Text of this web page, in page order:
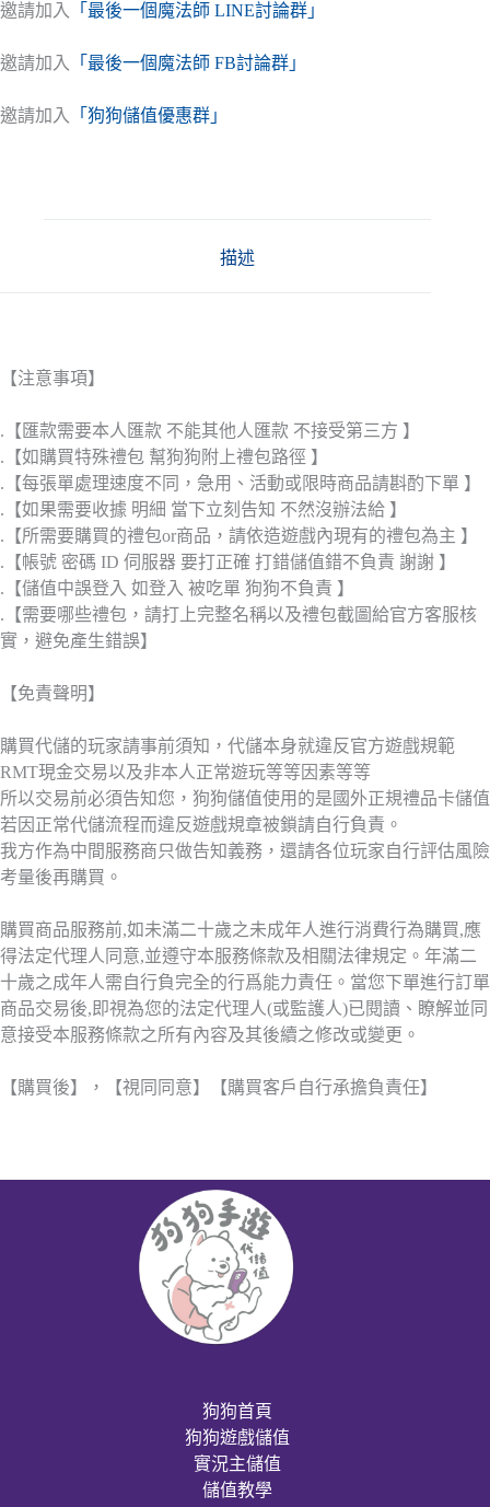
邀請加入 「最後一個魔法師 LINE討論群」
邀請加入 「最後一個魔法師 FB討論群」
邀請加入 「狗狗儲值優惠群」
描述
【注意事項】
.【匯款需要本人匯款 不能其他人匯款 不接受第三方 】
.【如購買特殊禮包 幫狗狗附上禮包路徑 】
.【每張單處理速度不同，急用、活動或限時商品請斟酌下單 】
.【如果需要收據 明細 當下立刻告知 不然沒辦法給 】
.【所需要購買的禮包or商品，請依造遊戲內現有的禮包為主 】
.【帳號 密碼 ID 伺服器 要打正確 打錯儲值錯不負責 謝謝 】
.【儲值中誤登入 如登入 被吃單 狗狗不負責 】
.【需要哪些禮包，請打上完整名稱以及禮包截圖給官方客服核
實，避免產生錯誤】
【免責聲明】
購買代儲的玩家請事前須知，代儲本身就違反官方遊戲規範
RMT現金交易以及非本人正常遊玩等等因素等等
所以交易前必須告知您，狗狗儲值使用的是國外正規禮品卡儲值
若因正常代儲流程而違反遊戲規章被鎖請自行負責。
我方作為中間服務商只做告知義務，還請各位玩家自行評估風險
考量後再購買。
購買商品服務前,如未滿二十歲之未成年人進行消費行為購買,應
得法定代理人同意,並遵守本服務條款及相關法律規定。年滿二
十歲之成年人需自行負完全的行爲能力責任。當您下單進行訂單
商品交易後,即視為您的法定代理人(或監護人)已閱讀、瞭解並同
意接受本服務條款之所有內容及其後續之修改或變更。
【購買後】，【視同同意】【購買客戶自行承擔負責任】
狗狗首頁
狗狗遊戲儲值
實況主儲值
儲值教學